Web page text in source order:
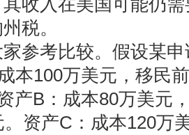
收入在美国可能仍
税。
参考比较。假设某
本100万美元，移民
产B：成本80万美元
资产C：成本120万